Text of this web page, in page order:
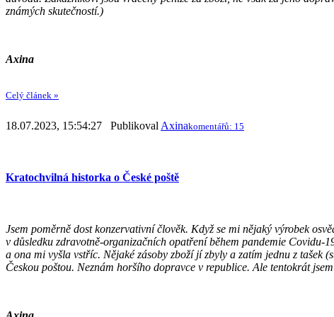
známých skutečností.)
Axina
Celý článek »
18.07.2023, 15:54:27 Publikoval Axinakomentářů: 15
Kratochvilná historka o České poště
Jsem poměrně dost konzervativní člověk. Když se mi nějaký výrobek
v důsledku zdravotně-organizačních opatření během pandemie
a ona mi vyšla vstříc. Nějaké zásoby zboží jí zbyly a zatím jednu z
Českou poštou. Neznám horšího dopravce v republice. Ale tentokrát